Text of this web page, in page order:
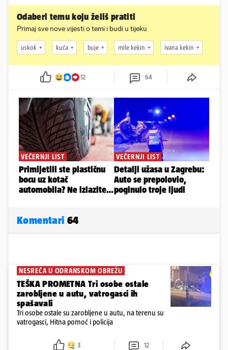
Odaberi temu koju želiš pratiti
Primaj sve nove vijesti o temi i budi u tijeku
uskok kuća buje mile kekin ivana kekin
12 64
Komentari 64
NESREĆA U ODRANSKOM OBREŽU
TEŠKA PROMETNA Tri osobe ostale
zarobljene u autu, vatrogasci ih
spašavali
Tri osobe ostale su zarobljene u autu, na terenu su
vatrogasci, Hitna pomoć i policija
3 12